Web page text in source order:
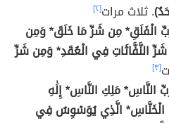
. ثلاث مرات[٢]
الْفَلَقِ* مِن شَرِّ مَا خَلَقَ* وَمِن
النَّفَّاثَاتِ فِي الْعُقَدِ* وَمِن شَرِّ
[٣]
النَّاسِ* مَلِكِ النَّاسِ* إِلَٰهِ
الَّذِي يُوَسْوِسُ فِي